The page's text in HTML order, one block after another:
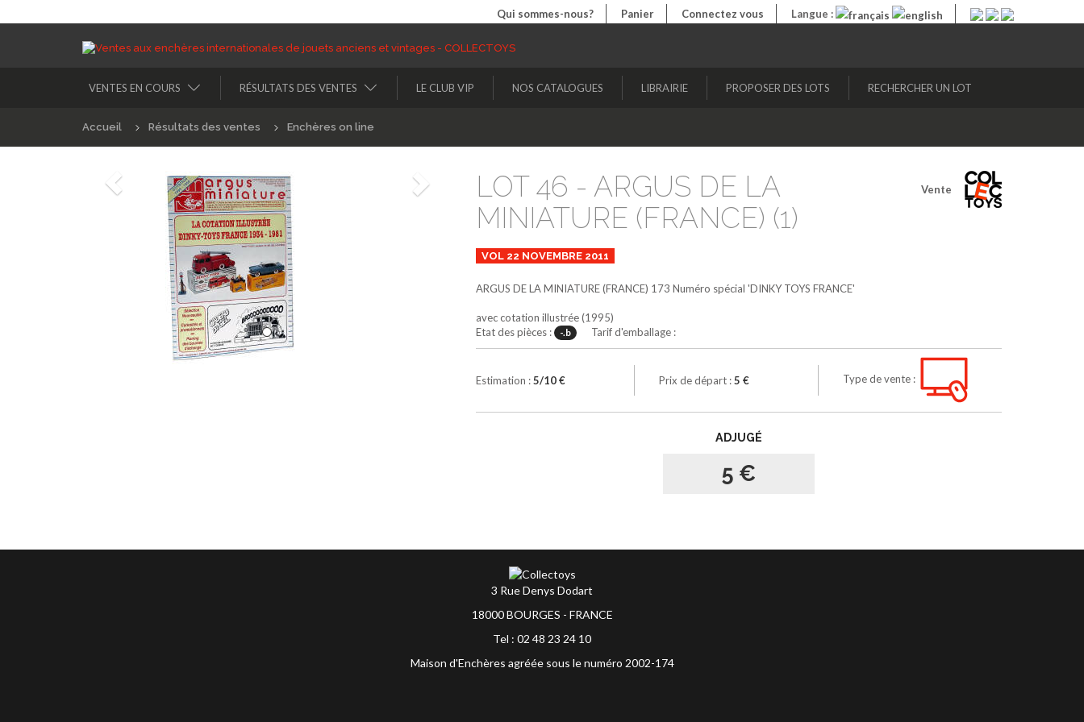
Qui sommes-nous? Panier Connectez vous Langue :
VENTES EN COURS RÉSULTATS DES VENTES LE CLUB VIP NOS CATALOGUES LIBRAIRIE PROPOSER DES LOTS RECHERCHER UN LOT
Accueil Résultats des ventes Enchères on line
Précédént Suivant Vente
LOT 46 - ARGUS DE LA
MINIATURE (FRANCE) (1)
VOL 22 NOVEMBRE 2011
ARGUS DE LA MINIATURE (FRANCE) 173 Numéro spécial 'DINKY TOYS FRANCE'
avec cotation illustrée (1995)
Etat des pièces :
-.b Tarif d'emballage :
Estimation :5/10 € Prix de départ :5 € Type de vente :
ADJUGÉ
5 €
3 Rue Denys Dodart
18000 BOURGES - FRANCE
Tel : 02 48 23 24 10
Maison d'Enchères agréée sous le numéro 2002-174